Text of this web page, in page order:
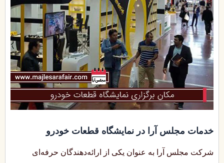
خدمات مجلس آرا در نمایشگاه قطعات خودرو
شرکت مجلس‌ آرا به عنوان یکی از ارائه‌دهندگان حرفه‌ای